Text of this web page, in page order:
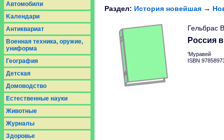
Aвтомобили
Kалендари
Антиквариат
Военная техника, оружие,
униформа
География
Детская
Домоводство
Естественные науки
Животные
Журналы
Здоровье
Раздел: История новейшая →
Гельбрас
Россия
'Муравей
ISBN